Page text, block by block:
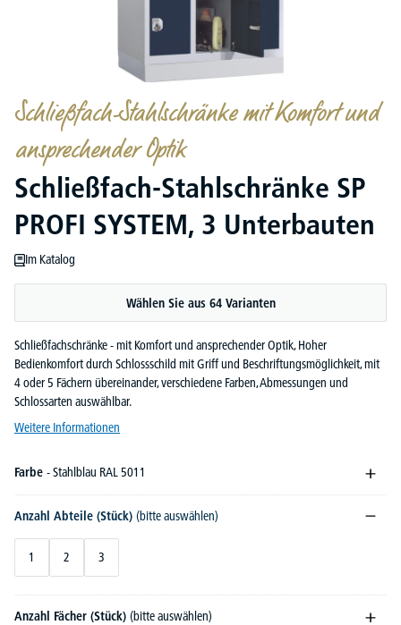
Schließfach-Stahlschränke mit Komfort und
ansprechender Optik
Schließfach-Stahlschränke SP
PROFI SYSTEM, 3 Unterbauten
Im Katalog
Wählen Sie aus 64 Varianten
Schließfachschränke - mit Komfort und ansprechender Optik, Hoher
Bedienkomfort durch Schlossschild mit Griff und Beschriftungsmöglichkeit, mit
4 oder 5 Fächern übereinander, verschiedene Farben, Abmessungen und
Schlossarten auswählbar.
Weitere Informationen
Farbe - Stahlblau RAL 5011
Anzahl Abteile (Stück) (bitte auswählen)
1 2 3
Anzahl Fächer (Stück) (bitte auswählen)